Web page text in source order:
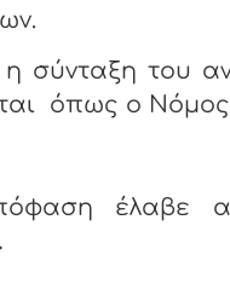
η σύνταξη του
όπως ο
έλαβε
.